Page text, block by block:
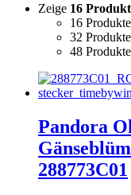
Zeige 16
16
32
48
Pandora
288773C01